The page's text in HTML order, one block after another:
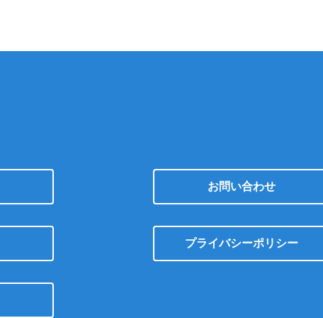
お問い合わせ
プライバシーポリシー